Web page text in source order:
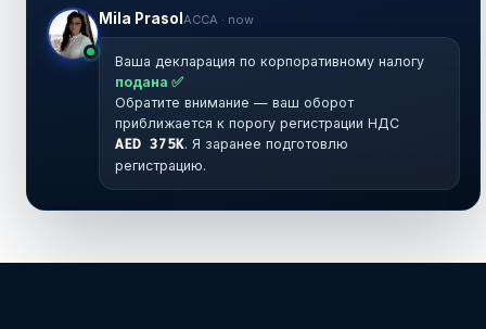
Mila Prasol ACCA · now
Ваша декларация по корпоративному налогу
подана ✅
Обратите внимание — ваш оборот
приближается к порогу регистрации НДС
AED 375K. Я заранее подготовлю
регистрацию.